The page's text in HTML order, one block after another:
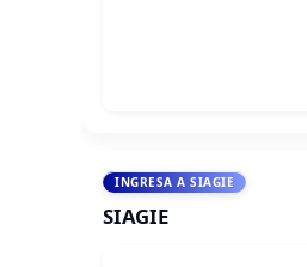
INGRESA A SIAGIE
SIAGIE